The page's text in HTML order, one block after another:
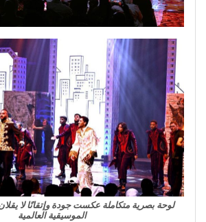
لوحة بصرية متكاملة عكست جودة وإتقانًا لا
الموسيقية العالمية